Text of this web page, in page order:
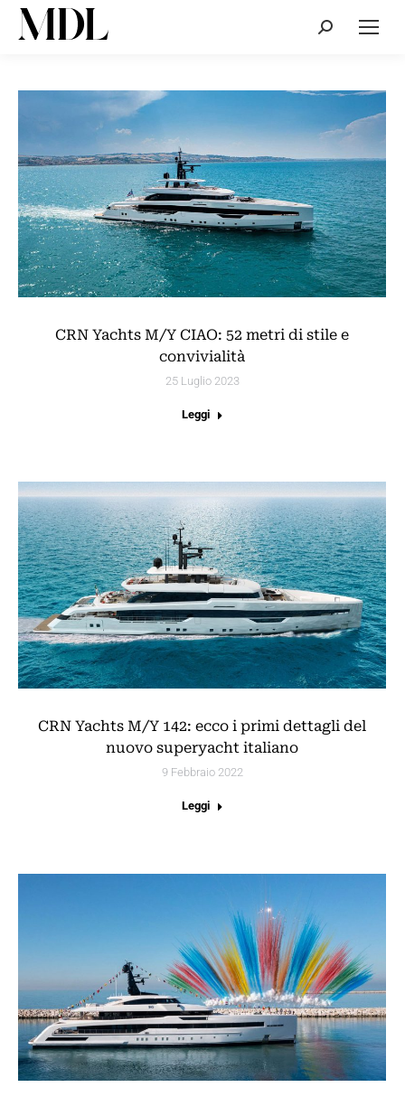
Cerca:
CRN Yachts M/Y CIAO: 52 metri di stile e
convivialità
25 Luglio 2023
Leggi
CRN Yachts M/Y 142: ecco i primi dettagli del
nuovo superyacht italiano
9 Febbraio 2022
Leggi